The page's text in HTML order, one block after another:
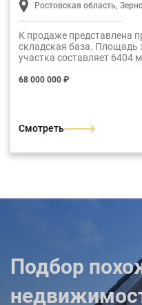
Ростовская область,
К продаже представлена
складская база. Площадь
участка составляет 6404
производственного
68 000 000 ₽
Смотреть
Подбор